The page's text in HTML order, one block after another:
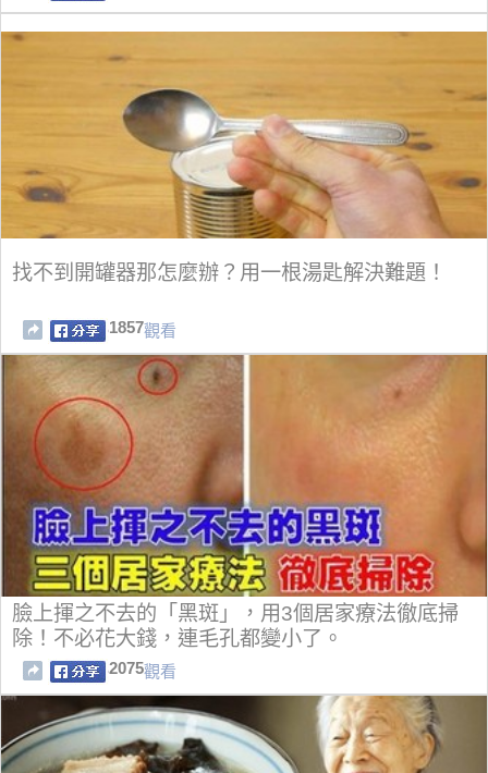
找不到開罐器那怎麼辦？用一根湯匙解決難題！
1857觀看
臉上揮之不去的「黑斑」，用3個居家療法徹底掃
除！不必花大錢，連毛孔都變小了。
2075觀看